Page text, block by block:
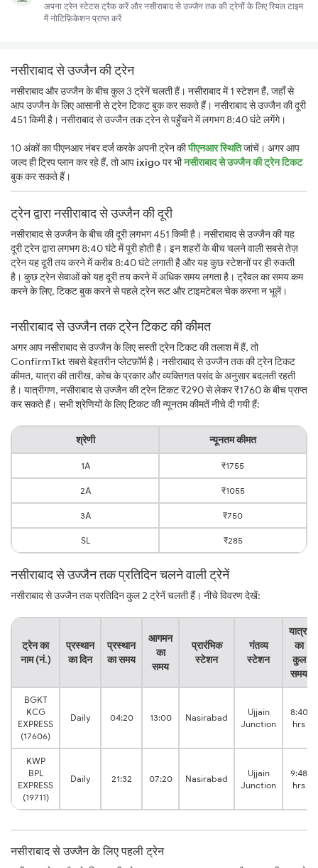
अपना ट्रेन स्टेटस ट्रैक करें और नसीराबाद से उज्जैन तक की ट्रेनों के लिए रियल टाइम
में नोटिफ़िकेशन प्राप्त करें
नसीराबाद से उज्जैन की ट्रेन
नसीराबाद और उज्जैन के बीच कुल 3 ट्रेनें चलती हैं। नसीराबाद में 1 स्टेशन हैं, जहाँ से
आप उज्जैन के लिए आसानी से ट्रेन टिकट बुक कर सकते हैं। नसीराबाद से उज्जैन की दूरी
451 किमी है। नसीराबाद से उज्जैन तक ट्रेन से पहुँचने में लगभग 8:40 घंटे लगेंगे।
10 अंकों का पीएनआर नंबर दर्ज करके अपनी ट्रेन कीपीएनआर स्थितिजांचें। अगर आप
जल्द ही ट्रिप प्लान कर रहे हैं, तो आपixigoपर भीनसीराबाद से उज्जैन की ट्रेन टिकट
बुक कर सकते हैं।
ट्रेन द्वारा नसीराबाद से उज्जैन की दूरी
नसीराबाद से उज्जैन के बीच की दूरी लगभग 451 किमी है। नसीराबाद से उज्जैन की यह
दूरी ट्रेन द्वारा लगभग 8:40 घंटे में पूरी होती है। इन शहरों के बीच चलने वाली सबसे तेज़
ट्रेन यह दूरी तय करने में करीब 8:40 घंटे लगाती है और यह कुछ स्टेशनों पर ही रुकती
है। कुछ ट्रेन सेवाओं को यह दूरी तय करने में अधिक समय लगता है। ट्रैवल का समय कम
करने के लिए, टिकट बुक करने से पहले ट्रेन रूट और टाइमटेबल चेक करना न भूलें।
नसीराबाद से उज्जैन तक ट्रेन टिकट की कीमत
अगर आप नसीराबाद से उज्जैन के लिए सस्ती ट्रेन टिकट की तलाश में हैं, तो
ConfirmTkt सबसे बेहतरीन प्लेटफ़ॉर्म है। नसीराबाद से उज्जैन तक की ट्रेन टिकट
कीमत, यात्रा की तारीख, कोच के प्रकार और व्यक्तिगत पसंद के अनुसार बदलती रहती
है। यात्रीगण, नसीराबाद से उज्जैन की ट्रेन टिकट ₹290 से लेकर ₹1760 के बीच प्राप्त
कर सकते हैं। सभी श्रेणियों के लिए टिकट की न्यूनतम कीमतें नीचे दी गयी हैं:
श्रेणी न्यूनतम कीमत
1A ₹1755
2A ₹1055
3A ₹750
SL ₹285
नसीराबाद से उज्जैन तक प्रतिदिन चलने वाली ट्रेनें
नसीराबाद से उज्जैन तक प्रतिदिन कुल 2 ट्रेनें चलती हैं। नीचे विवरण देखें:
ट्रेन का
नाम (नं.)
प्रस्थान
का दिन
प्रस्थान
का समय
आगमन
का
समय
प्रारंभिक
स्टेशन
गंतव्य
स्टेशन
यात्रा
का
कुल
समय
BGKT
KCG
EXPRESS
(17606)
Daily 04:20 13:00 Nasirabad
Ujjain
Junction
8:40
hrs
KWP
BPL
EXPRESS
(19711)
Daily 21:32 07:20 Nasirabad
Ujjain
Junction
9:48
hrs
नसीराबाद से उज्जैन के लिए पहली ट्रेन